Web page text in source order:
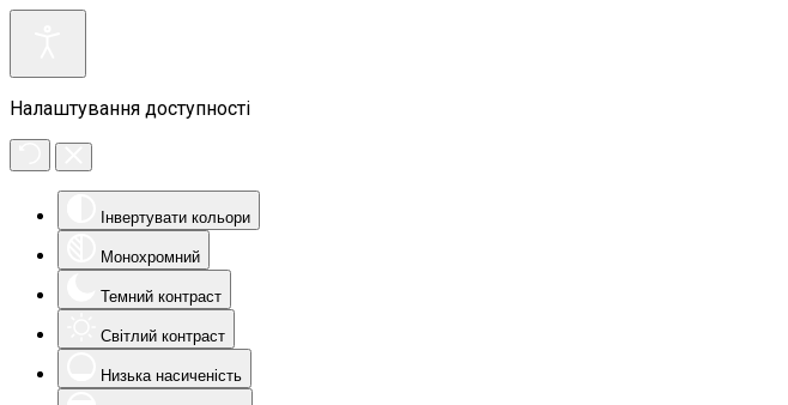
Налаштування доступності
Інвертувати кольори
Монохромний
Темний контраст
Світлий контраст
Низька насиченість